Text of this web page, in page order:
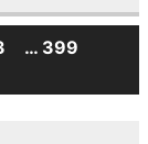
… 399